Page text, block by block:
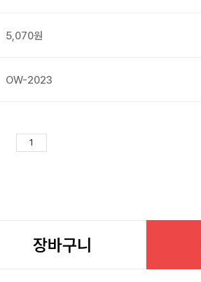
5,070원
OW-2023
장바구니